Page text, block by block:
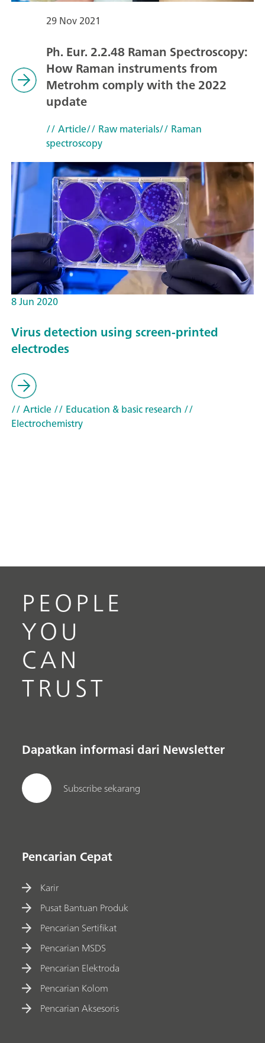
29 Nov 2021
Ph. Eur. 2.2.48 Raman Spectroscopy:
How Raman instruments from
Metrohm comply with the 2022
update
// Article// Raw materials// Raman
spectroscopy
8 Jun 2020
Virus detection using screen-printed
electrodes
// Article// Education & basic research //
Electrochemistry
PEOPLE
YOU
CAN
TRUST
Dapatkan informasi dari Newsletter
Subscribe sekarang
Pencarian Cepat
Karir
Pusat Bantuan Produk
Pencarian Sertifikat
Pencarian MSDS
Pencarian Elektroda
Pencarian Kolom
Pencarian Aksesoris